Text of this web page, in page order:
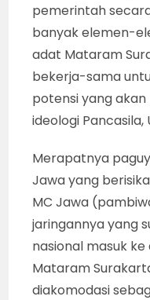
pemerintah
banyak elemen-
adat Mataram
bekerja-sama
potensi yang
ideologi Pancasila,
Merapatnya
Jawa yang
MC Jawa
jaringannya yang
nasional masuk
Mataram
diakomodasi